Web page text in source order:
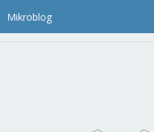
Mikroblog